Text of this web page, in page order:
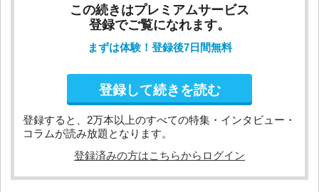
この続きはプレミアムサービス
登録でご覧になれます。
まずは体験！登録後7日間無料
登録して続きを読む
登録すると、2万本以上のすべての特集・インタビュー・
コラムが読み放題となります。
登録済みの方はこちらからログイン